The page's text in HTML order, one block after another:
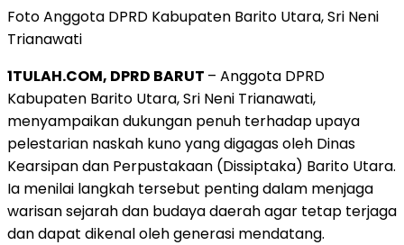
Foto Anggota DPRD Kabupaten Barito Utara, Sri Neni
Trianawati
1TULAH.COM, DPRD BARUT – Anggota DPRD
Kabupaten Barito Utara, Sri Neni Trianawati,
menyampaikan dukungan penuh terhadap upaya
pelestarian naskah kuno yang digagas oleh Dinas
Kearsipan dan Perpustakaan (Dissiptaka) Barito Utara.
Ia menilai langkah tersebut penting dalam menjaga
warisan sejarah dan budaya daerah agar tetap terjaga
dan dapat dikenal oleh generasi mendatang.